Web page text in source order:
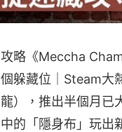
攻略《Meccha
個躲藏位｜Steam大
龍），推出半個月已
中的「隱身布」玩出